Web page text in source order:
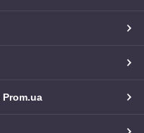
Prom.ua